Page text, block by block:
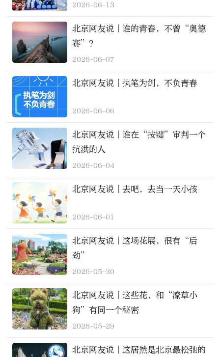
2026-06-13
北京网友说丨谁的青春，不曾“奥德
赛”？
2026-06-07
北京网友说丨执笔为剑，不负青春
2026-06-06
北京网友说丨谁在“按键”审判一个
抗洪的人
2026-06-04
北京网友说丨去吧，去当一天小孩
2026-06-01
北京网友说丨这场花展，很有“后
劲”
2026-05-30
北京网友说丨这些花，和“潦草小
狗”有同一个秘密
2026-05-29
北京网友说丨这居然是北京最松弛的